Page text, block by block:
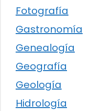
Fotografía
Gastronomía
Genealogía
Geografía
Geología
Hidrología